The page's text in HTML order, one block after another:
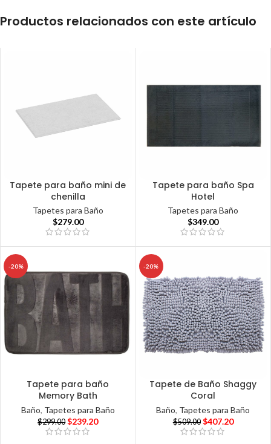
Productos relacionados con este artículo
Tapete para baño mini de
chenilla
Tapetes para Baño
$279.00
Tapete para baño Spa
Hotel
Tapetes para Baño
$349.00
-20%
Tapete para baño
Memory Bath
Baño, Tapetes para Baño
$299.00 $239.20
-20%
Tapete de Baño Shaggy
Coral
Baño, Tapetes para Baño
$509.00 $407.20